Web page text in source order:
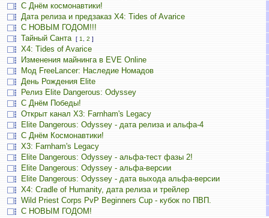
С Днём космонавтики!
Дата релиза и предзаказ X4: Tides of Avarice
С НОВЫМ ГОДОМ!!!
Тайный Санта
[ 1 2 ]
X4: Tides of Avarice
Изменения майнинга в EVE Online
Мод FreeLancer: Наследие Номадов
День Рождения Elite
Релиз Elite Dangerous: Odyssey
С Днём Победы!
Открыт канал X3: Farnham's Legacy
Elite Dangerous: Odyssey - дата релиза и альфа-4
С Днём Космонавтики!
X3: Farnham's Legacy
Elite Dangerous: Odyssey - альфа-тест фазы 2!
Elite Dangerous: Odyssey - альфа-версии
Elite Dangerous: Odyssey - дата выхода альфа-версии
X4: Cradle of Humanity, дата релиза и трейлер
Wild Priest Corps PvP Beginners Cup - кубок по ПВП.
С НОВЫМ ГОДОМ!